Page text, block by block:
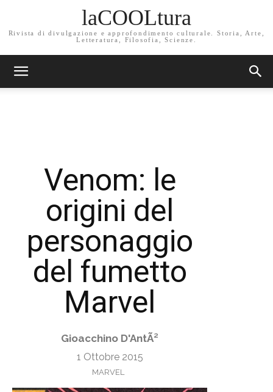
laCOOLtura
Rivista di divulgazione e approfondimento culturale. Storia, Arte,
Letteratura, Filosofia, Scienze.
Venom: le
origini del
personaggio
del fumetto
Marvel
Gioacchino D'AntÃ²
1 Ottobre 2015
MARVEL